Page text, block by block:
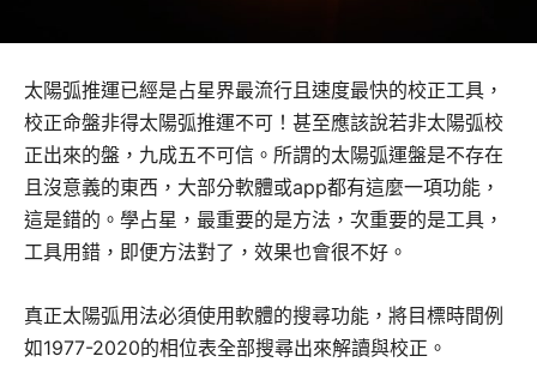
太陽弧推運已經是占星界最流行且速度最快的校正工具，
校正命盤非得太陽弧推運不可！甚至應該說若非太陽弧校
正出來的盤，九成五不可信。所謂的太陽弧運盤是不存在
且沒意義的東西，大部分軟體或app都有這麼一項功能，
這是錯的。學占星，最重要的是方法，次重要的是工具，
工具用錯，即便方法對了，效果也會很不好。
真正太陽弧用法必須使用軟體的搜尋功能，將目標時間例
如1977-2020的相位表全部搜尋出來解讀與校正。